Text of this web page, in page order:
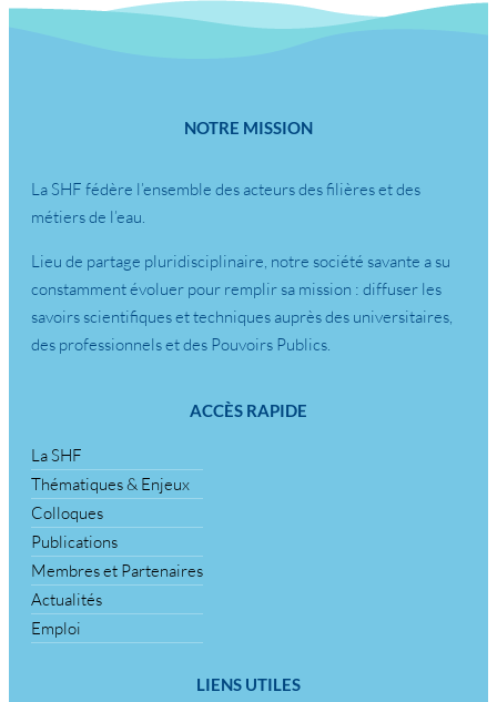
NOTRE MISSION
La SHF fédère l’ensemble des acteurs des filières et des
métiers de l’eau.
Lieu de partage pluridisciplinaire, notre société savante a su
constamment évoluer pour remplir sa mission : diffuser les
savoirs scientifiques et techniques auprès des universitaires,
des professionnels et des Pouvoirs Publics.
ACCÈS RAPIDE
La SHF
Thématiques & Enjeux
Colloques
Publications
Membres et Partenaires
Actualités
Emploi
LIENS UTILES